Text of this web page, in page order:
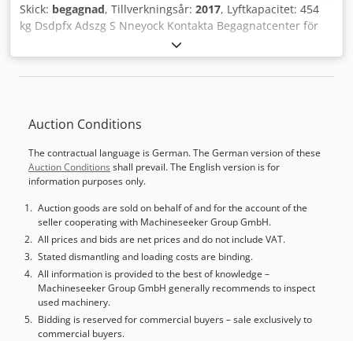
Skick: begagnad, Tillverkningsår: 2017, Lyftkapacitet: 454
kg Dsdpfx Adszg S Nneyock Kontakta Begagnatcenter för
Auction Conditions
The contractual language is German. The German version of these
Auction Conditions shall prevail. The English version is for
information purposes only.
Auction goods are sold on behalf of and for the account of the
seller cooperating with Machineseeker Group GmbH.
All prices and bids are net prices and do not include VAT.
Stated dismantling and loading costs are binding.
All information is provided to the best of knowledge –
Machineseeker Group GmbH generally recommends to inspect
used machinery.
Bidding is reserved for commercial buyers – sale exclusively to
commercial buyers.